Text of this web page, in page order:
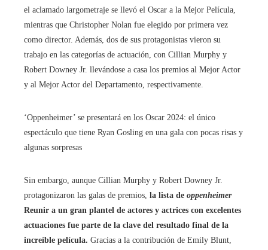
el aclamado largometraje se llevó el Oscar a la Mejor Película,
mientras que Christopher Nolan fue elegido por primera vez
como director. Además, dos de sus protagonistas vieron su
trabajo en las categorías de actuación, con Cillian Murphy y
Robert Downey Jr. llevándose a casa los premios al Mejor Actor
y al Mejor Actor del Departamento, respectivamente.
‘Oppenheimer’ se presentará en los Oscar 2024: el único
espectáculo que tiene Ryan Gosling en una gala con pocas risas y
algunas sorpresas
Sin embargo, aunque Cillian Murphy y Robert Downey Jr.
protagonizaron las galas de premios, la lista de oppenheimer
Reunir a un gran plantel de actores y actrices con excelentes
actuaciones fue parte de la clave del resultado final de la
increíble película. Gracias a la contribución de Emily Blunt,